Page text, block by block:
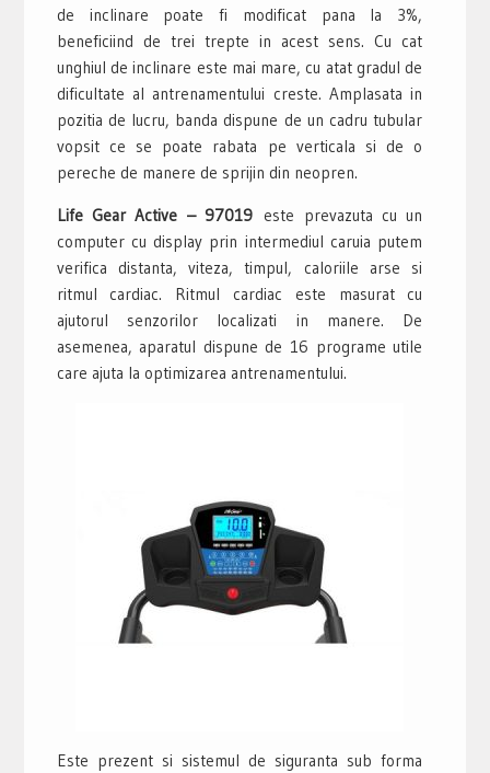
de inclinare poate fi modificat pana la 3%,
beneficiind de trei trepte in acest sens. Cu cat
unghiul de inclinare este mai mare, cu atat gradul de
dificultate al antrenamentului creste. Amplasata in
pozitia de lucru, banda dispune de un cadru tubular
vopsit ce se poate rabata pe verticala si de o
pereche de manere de sprijin din neopren.
Life Gear Active – 97019 este prevazuta cu un
computer cu display prin intermediul caruia putem
verifica distanta, viteza, timpul, caloriile arse si
ritmul cardiac. Ritmul cardiac este masurat cu
ajutorul senzorilor localizati in manere. De
asemenea, aparatul dispune de 16 programe utile
care ajuta la optimizarea antrenamentului.
Este prezent si sistemul de siguranta sub forma